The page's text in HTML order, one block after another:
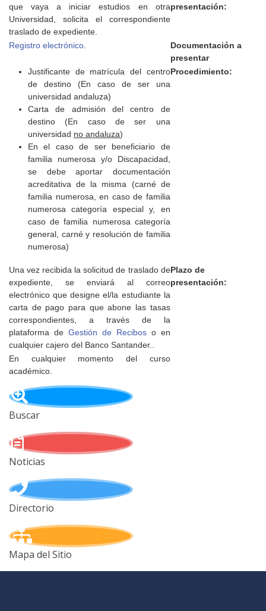
que vaya a iniciar estudios en otra
Universidad, solicita el correspondiente
traslado de expediente.
presentación:
Registro electrónico.
Documentación a
presentar
Justificante de matrícula del centro
de destino (En caso de ser una
universidad andaluza)
Carta de admisión del centro de
destino (En caso de ser una
universidad no andaluza)
En el caso de ser beneficiario de
familia numerosa y/o Discapacidad,
se debe aportar documentación
acreditativa de la misma (carné de
familia numerosa, en caso de familia
numerosa categoría especial y, en
caso de familia numerosa categoría
general, carné y resolución de familia
numerosa)
Procedimiento:
Una vez recibida la solicitud de traslado de
expediente, se enviará al correo
electrónico que designe el/la estudiante la
carta de pago para que abone las tasas
correspondientes, a través de la
plataforma de Gestión de Reciboso en
cualquier cajero del Banco Santander..
Plazo de
presentación:
En cualquier momento del curso
académico.
Buscar
Noticias
Directorio
Mapa del Sitio